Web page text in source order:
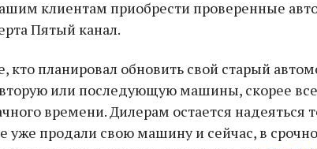
клиентам приобрести проверенные
Пятый канал.
кто планировал обновить свой старый
или последующую машины, скорее
времени. Дилерам остается надеяться
уже продали свою машину и сейчас, в